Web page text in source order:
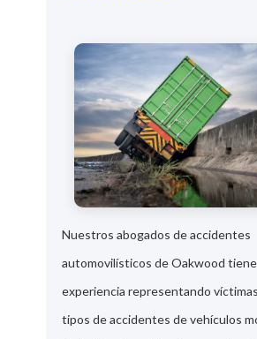
Nuestros abogados de accidentes
automovilísticos de Oakwood
experiencia representando
tipos de accidentes de vehículos